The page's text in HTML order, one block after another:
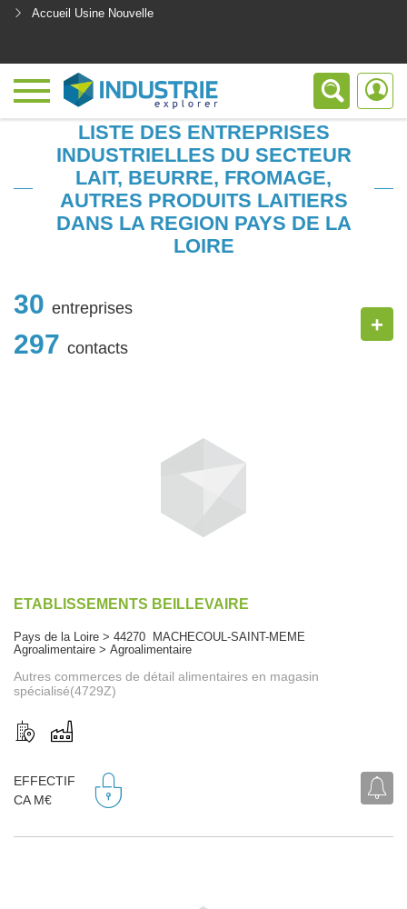
Accueil Usine Nouvelle
LISTE DES ENTREPRISES
INDUSTRIELLES DU SECTEUR
LAIT, BEURRE, FROMAGE,
AUTRES PRODUITS LAITIERS
DANS LA REGION PAYS DE LA
LOIRE
30 entreprises
297 contacts
+
ETABLISSEMENTS BEILLEVAIRE
Pays de la Loire > 44270 MACHECOUL-SAINT-MEME
Agroalimentaire > Agroalimentaire
Autres commerces de détail alimentaires en magasin
spécialisé(4729Z)
EFFECTIF
CA M€